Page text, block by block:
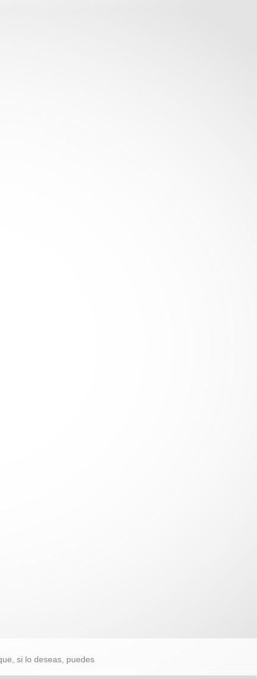
si lo deseas, puedes